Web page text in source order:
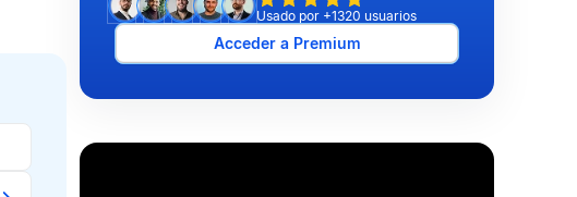
Usado por +1320 usuarios
Acceder a Premium